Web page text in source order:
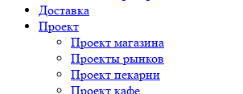
Доставка
Проект
Проект магазина
Проекты рынков
Проект пекарни
Проект кафе